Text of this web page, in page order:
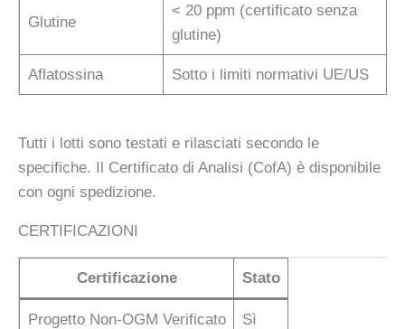
Glutine
< 20 ppm (certificato senza
glutine)
Aflatossina Sotto i limiti normativi UE/US
Tutti i lotti sono testati e rilasciati secondo le
specifiche. Il Certificato di Analisi (CofA) è disponibile
con ogni spedizione.
CERTIFICAZIONI
Certificazione Stato
Progetto Non-OGM Verificato Sì